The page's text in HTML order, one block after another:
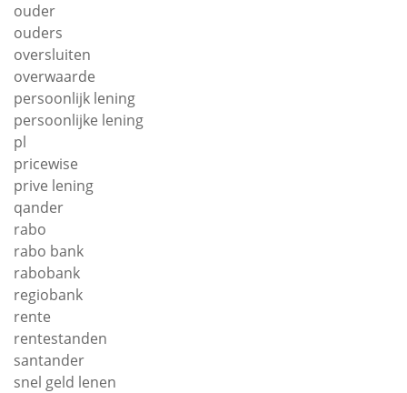
ouder
ouders
oversluiten
overwaarde
persoonlijk lening
persoonlijke lening
pl
pricewise
prive lening
qander
rabo
rabo bank
rabobank
regiobank
rente
rentestanden
santander
snel geld lenen